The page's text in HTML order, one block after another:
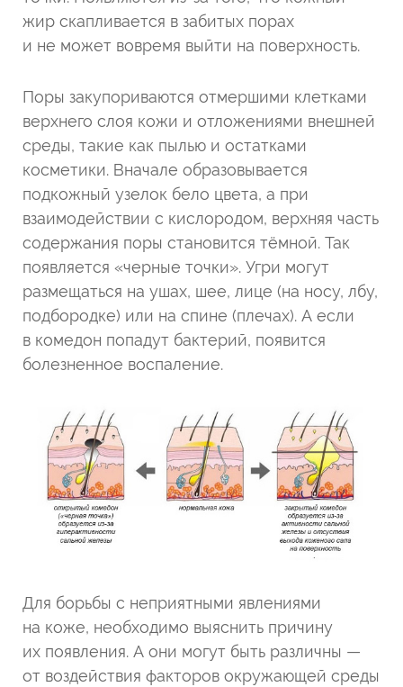
жир скапливается в забитых порах
и не может вовремя выйти на поверхность.
Поры закупориваются отмершими клетками
верхнего слоя кожи и отложениями внешней
среды, такие как пылью и остатками
косметики. Вначале образовывается
подкожный узелок бело цвета, а при
взаимодействии с кислородом, верхняя часть
содержания поры становится тёмной. Так
появляется «черные точки». Угри могут
размещаться на ушах, шее, лице (на носу, лбу,
подбородке) или на спине (плечах). А если
в комедон попадут бактерий, появится
болезненное воспаление.
Для борьбы с неприятными явлениями
на коже, необходимо выяснить причину
их появления. А они могут быть различны —
от воздействия факторов окружающей среды